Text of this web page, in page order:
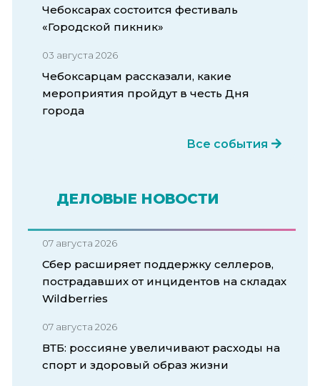
Чебоксарах состоится фестиваль
«Городской пикник»
03 августа 2026
Чебоксарцам рассказали, какие
мероприятия пройдут в честь Дня
города
Все события
ДЕЛОВЫЕ НОВОСТИ
07 августа 2026
Сбер расширяет поддержку селлеров,
пострадавших от инцидентов на складах
Wildberries
07 августа 2026
ВТБ: россияне увеличивают расходы на
спорт и здоровый образ жизни